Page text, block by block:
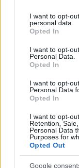
not limited to your
grant or deny
use your data for
consent section.
I want to opt-
personal data.
Opted In
I want to opt-
Personal Data.
Opted In
I want to opt-
Personal Data
Opted In
I want to opt-
Retention,
Personal Data
Purposes for
Opted Out
Google
Επικοινωνία
210-6902000
info@leto.gr
Ιατροί